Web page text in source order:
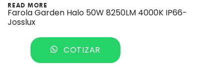
READ MORE
Farola Garden Halo 50W 8250LM 4000K IP66-
Josslux
COTIZAR